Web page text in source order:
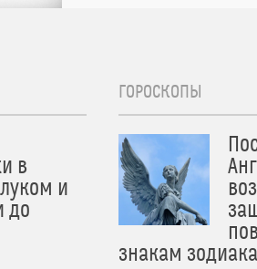
в
и
до
ГОРОСКОПЫ
знакам зодиака